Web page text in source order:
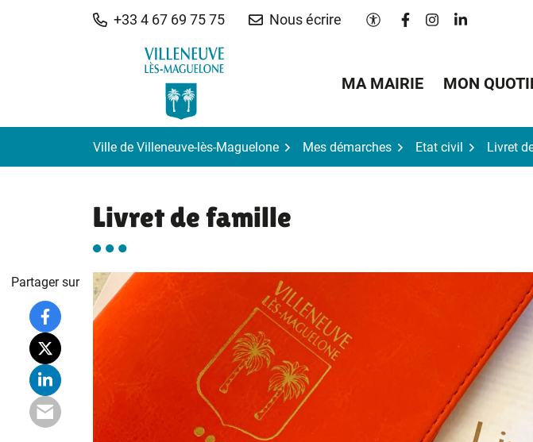
+33 4 67 69 75 75 Nous écrire Paramètres d'accessibilité
Lien vers le compte
Lien vers le
Lien vers le
MA MAIRIE MON
Ville de Villeneuve-lès-Maguelone Mes démarches Etat civil Livret
Livret de famille
Partager sur